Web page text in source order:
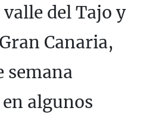
del Tajo y
Canaria,
semana
algunos